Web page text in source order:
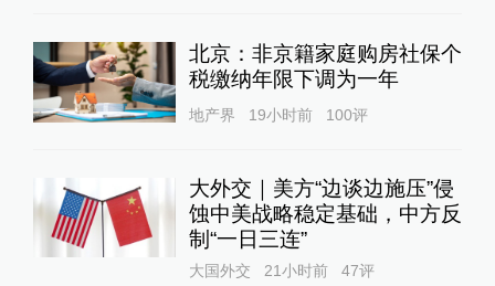
北京：非京籍家庭购房社保个
税缴纳年限下调为一年
地产界 19小时前 100评
大外交｜美方“边谈边施压”侵
蚀中美战略稳定基础，中方反
制“一日三连”
大国外交 21小时前 47评